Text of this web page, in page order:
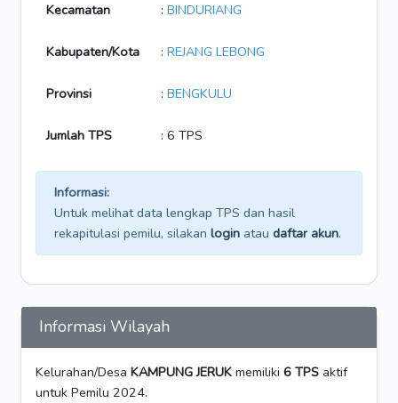
Kecamatan : BINDURIANG
Kabupaten/Kota : REJANG LEBONG
Provinsi : BENGKULU
Jumlah TPS : 6 TPS
Informasi:
Untuk melihat data lengkap TPS dan hasil
rekapitulasi pemilu, silakan login atau daftar akun.
Informasi Wilayah
Kelurahan/Desa KAMPUNG JERUK memiliki 6 TPS aktif
untuk Pemilu 2024.